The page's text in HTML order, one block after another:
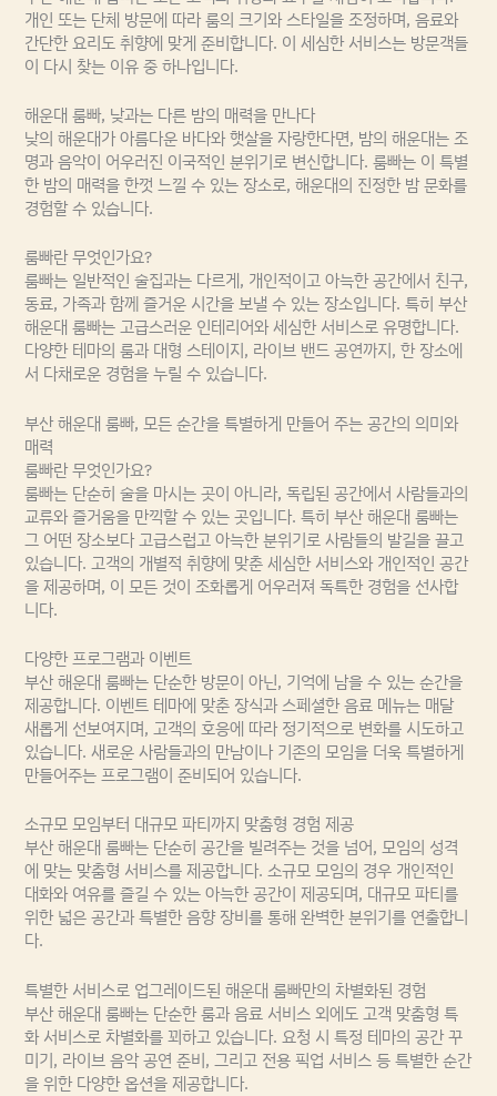
개인 또는 단체 방문에 따라 룸의 크기와 스타일을 조정하며, 음료와
간단한 요리도 취향에 맞게 준비합니다. 이 세심한 서비스는 방문객들
이 다시 찾는 이유 중 하나입니다.
해운대 룸빠, 낮과는 다른 밤의 매력을 만나다
낮의 해운대가 아름다운 바다와 햇살을 자랑한다면, 밤의 해운대는 조
명과 음악이 어우러진 이국적인 분위기로 변신합니다. 룸빠는 이 특별
한 밤의 매력을 한껏 느낄 수 있는 장소로, 해운대의 진정한 밤 문화를
경험할 수 있습니다.
룸빠란 무엇인가요?
룸빠는 일반적인 술집과는 다르게, 개인적이고 아늑한 공간에서 친구,
동료, 가족과 함께 즐거운 시간을 보낼 수 있는 장소입니다. 특히 부산
해운대 룸빠는 고급스러운 인테리어와 세심한 서비스로 유명합니다.
다양한 테마의 룸과 대형 스테이지, 라이브 밴드 공연까지, 한 장소에
서 다채로운 경험을 누릴 수 있습니다.
부산 해운대 룸빠, 모든 순간을 특별하게 만들어 주는 공간의 의미와
매력
룸빠란 무엇인가요?
룸빠는 단순히 술을 마시는 곳이 아니라, 독립된 공간에서 사람들과의
교류와 즐거움을 만끽할 수 있는 곳입니다. 특히 부산 해운대 룸빠는
그 어떤 장소보다 고급스럽고 아늑한 분위기로 사람들의 발길을 끌고
있습니다. 고객의 개별적 취향에 맞춘 세심한 서비스와 개인적인 공간
을 제공하며, 이 모든 것이 조화롭게 어우러져 독특한 경험을 선사합
니다.
다양한 프로그램과 이벤트
부산 해운대 룸빠는 단순한 방문이 아닌, 기억에 남을 수 있는 순간을
제공합니다. 이벤트 테마에 맞춘 장식과 스페셜한 음료 메뉴는 매달
새롭게 선보여지며, 고객의 호응에 따라 정기적으로 변화를 시도하고
있습니다. 새로운 사람들과의 만남이나 기존의 모임을 더욱 특별하게
만들어주는 프로그램이 준비되어 있습니다.
소규모 모임부터 대규모 파티까지 맞춤형 경험 제공
부산 해운대 룸빠는 단순히 공간을 빌려주는 것을 넘어, 모임의 성격
에 맞는 맞춤형 서비스를 제공합니다. 소규모 모임의 경우 개인적인
대화와 여유를 즐길 수 있는 아늑한 공간이 제공되며, 대규모 파티를
위한 넓은 공간과 특별한 음향 장비를 통해 완벽한 분위기를 연출합니
다.
특별한 서비스로 업그레이드된 해운대 룸빠만의 차별화된 경험
부산 해운대 룸빠는 단순한 룸과 음료 서비스 외에도 고객 맞춤형 특
화 서비스로 차별화를 꾀하고 있습니다. 요청 시 특정 테마의 공간 꾸
미기, 라이브 음악 공연 준비, 그리고 전용 픽업 서비스 등 특별한 순간
을 위한 다양한 옵션을 제공합니다.